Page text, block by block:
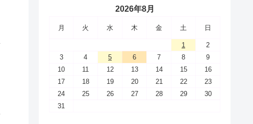
2026年8月
月 火 水 木 金 土 日
1
2
3
4 5 6 7 8
9
10
11 12 13 14 15
16
17
18 19 20 21 22
23
24
25 26 27 28 29
30
31